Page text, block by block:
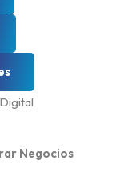
Negocios